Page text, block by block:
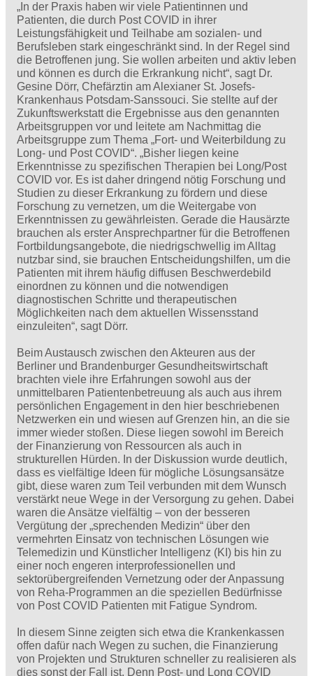
„In der Praxis haben wir viele Patientinnen und
Patienten, die durch Post COVID in ihrer
Leistungsfähigkeit und Teilhabe am sozialen- und
Berufsleben stark eingeschränkt sind. In der Regel sind
die Betroffenen jung. Sie wollen arbeiten und aktiv leben
und können es durch die Erkrankung nicht“, sagt Dr.
Gesine Dörr, Chefärztin am Alexianer St. Josefs-
Krankenhaus Potsdam-Sanssouci. Sie stellte auf der
Zukunftswerkstatt die Ergebnisse aus den genannten
Arbeitsgruppen vor und leitete am Nachmittag die
Arbeitsgruppe zum Thema „Fort- und Weiterbildung zu
Long- und Post COVID“. „Bisher liegen keine
Erkenntnisse zu spezifischen Therapien bei Long/Post
COVID vor. Es ist daher dringend nötig Forschung und
Studien zu dieser Erkrankung zu fördern und diese
Forschung zu vernetzen, um die Weitergabe von
Erkenntnissen zu gewährleisten. Gerade die Hausärzte
brauchen als erster Ansprechpartner für die Betroffenen
Fortbildungsangebote, die niedrigschwellig im Alltag
nutzbar sind, sie brauchen Entscheidungshilfen, um die
Patienten mit ihrem häufig diffusen Beschwerdebild
einordnen zu können und die notwendigen
diagnostischen Schritte und therapeutischen
Möglichkeiten nach dem aktuellen Wissensstand
einzuleiten“, sagt Dörr.
Beim Austausch zwischen den Akteuren aus der
Berliner und Brandenburger Gesundheitswirtschaft
brachten viele ihre Erfahrungen sowohl aus der
unmittelbaren Patientenbetreuung als auch aus ihrem
persönlichen Engagement in den hier beschriebenen
Netzwerken ein und wiesen auf Grenzen hin, an die sie
immer wieder stoßen. Diese liegen sowohl im Bereich
der Finanzierung von Ressourcen als auch in
strukturellen Hürden. In der Diskussion wurde deutlich,
dass es vielfältige Ideen für mögliche Lösungsansätze
gibt, diese waren zum Teil verbunden mit dem Wunsch
verstärkt neue Wege in der Versorgung zu gehen. Dabei
waren die Ansätze vielfältig – von der besseren
Vergütung der „sprechenden Medizin“ über den
vermehrten Einsatz von technischen Lösungen wie
Telemedizin und Künstlicher Intelligenz (KI) bis hin zu
einer noch engeren interprofessionellen und
sektorübergreifenden Vernetzung oder der Anpassung
von Reha-Programmen an die speziellen Bedürfnisse
von Post COVID Patienten mit Fatigue Syndrom.
In diesem Sinne zeigten sich etwa die Krankenkassen
offen dafür nach Wegen zu suchen, die Finanzierung
von Projekten und Strukturen schneller zu realisieren als
dies sonst der Fall ist. Denn Post- und Long COVID